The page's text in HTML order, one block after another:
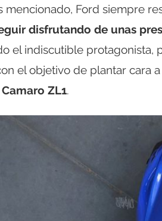
mencionado, Ford siempre
disfrutando de unas
el indiscutible protagonista,
el objetivo de plantar cara
ZL1.